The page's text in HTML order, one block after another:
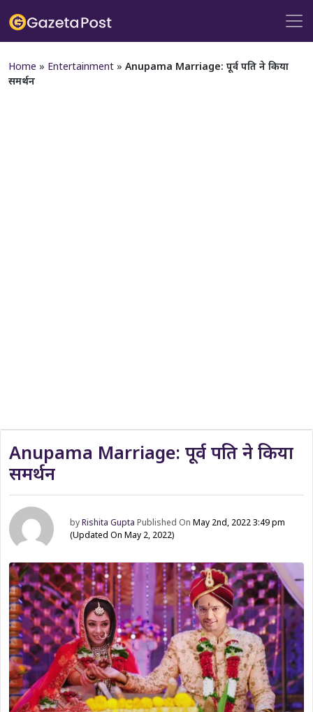
Home » Entertainment » Anupama Marriage: पूर्व पति ने किया
समर्थन
Anupama Marriage: पूर्व पति ने किया
समर्थन
byRishita Gupta Published OnMay 2nd, 2022 3:49 pm
(Updated On May 2, 2022)